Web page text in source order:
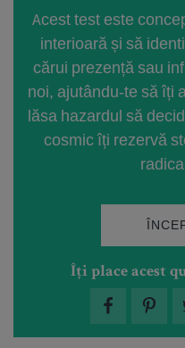
Acest test este
interioară și să
cărui prezență sau
noi, ajutându-te să îți
lăsa hazardul să
cosmic îți rezervă
Îți place acest